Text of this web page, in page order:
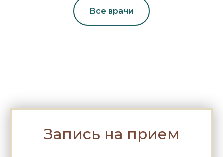
Все врачи
Запись на прием